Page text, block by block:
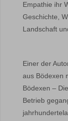
Empathie ihr
Geschichte,
Landschaft
Einer der
aus Bödexen
Bödexen –
Betrieb